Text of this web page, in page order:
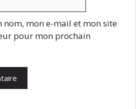
nom, mon e-mail et mon site
pour mon prochain